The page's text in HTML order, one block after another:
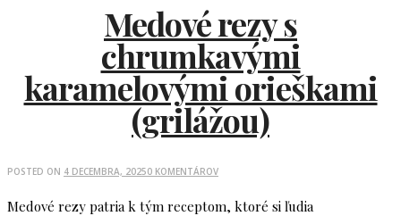
Medové rezy s
chrumkavými
karamelovými orieškami
(grilážou)
POSTED ON 4 DECEMBRA, 20250 KOMENTÁROV
Medové rezy patria k tým receptom, ktoré si ľudia